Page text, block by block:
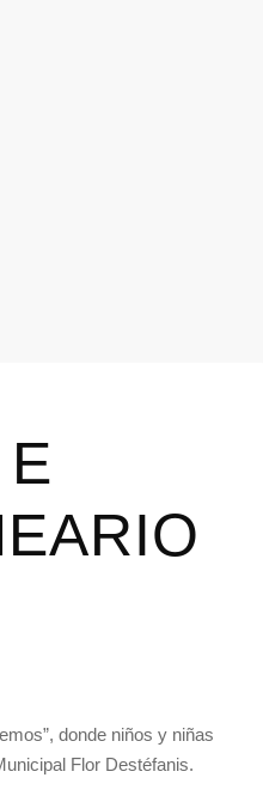
donde niños y niñas
Flor Destéfanis.